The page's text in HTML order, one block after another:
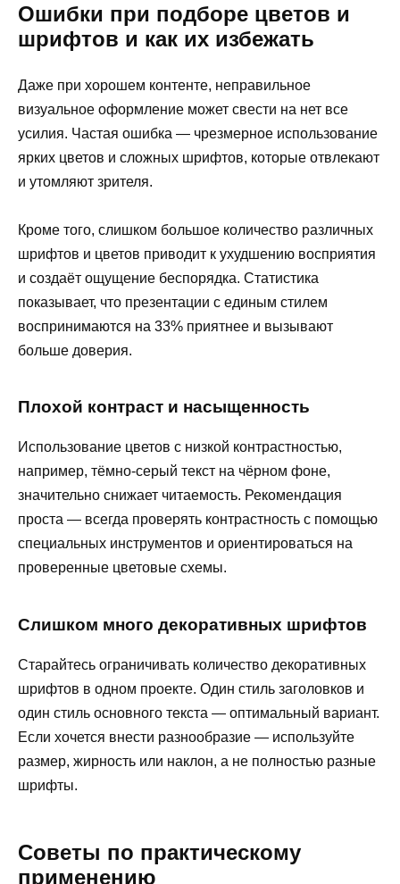
Ошибки при подборе цветов и
шрифтов и как их избежать
Даже при хорошем контенте, неправильное
визуальное оформление может свести на нет все
усилия. Частая ошибка — чрезмерное использование
ярких цветов и сложных шрифтов, которые отвлекают
и утомляют зрителя.
Кроме того, слишком большое количество различных
шрифтов и цветов приводит к ухудшению восприятия
и создаёт ощущение беспорядка. Статистика
показывает, что презентации с единым стилем
воспринимаются на 33% приятнее и вызывают
больше доверия.
Плохой контраст и насыщенность
Использование цветов с низкой контрастностью,
например, тёмно-серый текст на чёрном фоне,
значительно снижает читаемость. Рекомендация
проста — всегда проверять контрастность с помощью
специальных инструментов и ориентироваться на
проверенные цветовые схемы.
Слишком много декоративных шрифтов
Старайтесь ограничивать количество декоративных
шрифтов в одном проекте. Один стиль заголовков и
один стиль основного текста — оптимальный вариант.
Если хочется внести разнообразие — используйте
размер, жирность или наклон, а не полностью разные
шрифты.
Советы по практическому
применению